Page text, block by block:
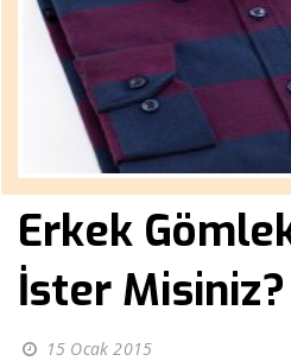
Erkek
İster Misiniz?
15 Ocak 2015